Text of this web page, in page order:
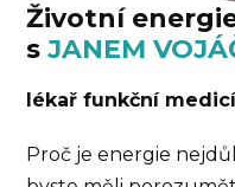
Životní
sJANEM
lékař funkční
Proč je energie